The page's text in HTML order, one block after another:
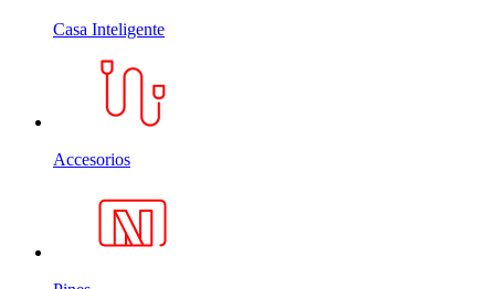
Casa Inteligente
Accesorios